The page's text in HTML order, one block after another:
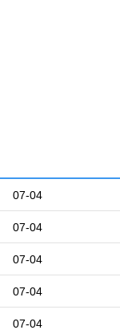
07-04
07-04
07-04
07-04
07-04